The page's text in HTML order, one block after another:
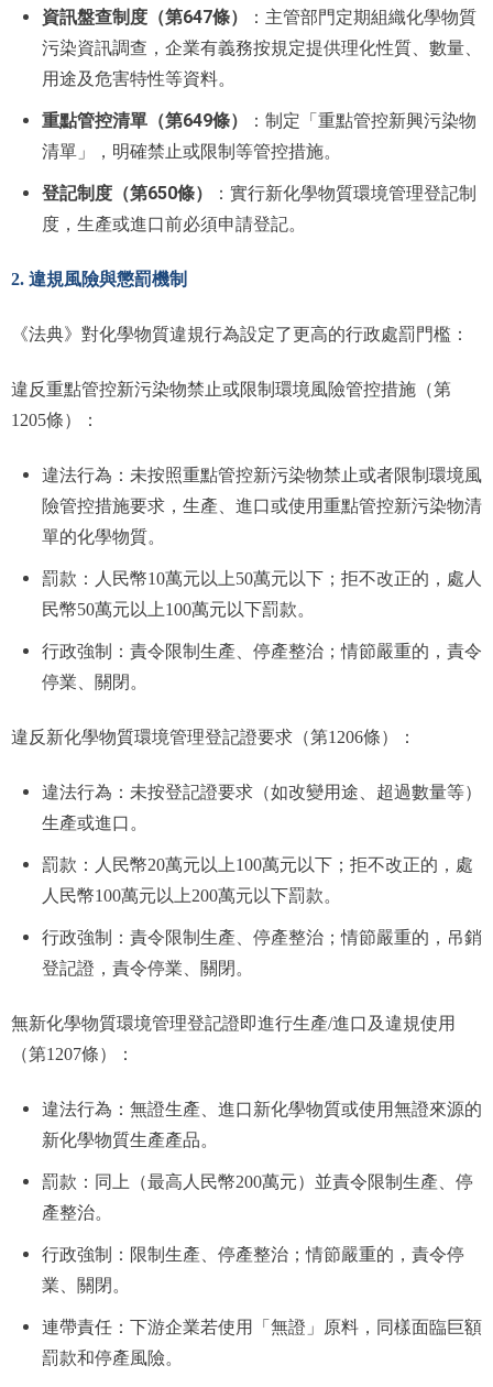
資訊盤查制度（第647條）
：主管部門定期組織化學物質
污染資訊調查，企業有義務按規定提供理化性質、數量、
用途及危害特性等資料。
重點管控清單（第649條）
：制定「重點管控新興污染物
清單」，明確禁止或限制等管控措施。
登記制度（第650條）
：實行新化學物質環境管理登記制
度，生產或進口前必須申請登記。
2. 違規風險與懲罰機制
《法典》對化學物質違規行為設定了更高的行政處罰門檻：
違反重點管控新污染物禁止或限制環境風險管控措施（第
1205條）：
違法行為：未按照重點管控新污染物禁止或者限制環境風
險管控措施要求，生產、進口或使用重點管控新污染物清
單的化學物質。
罰款：人民幣10萬元以上50萬元以下；拒不改正的，處人
民幣50萬元以上100萬元以下罰款。
行政強制：責令限制生產、停產整治；情節嚴重的，責令
停業、關閉。
違反新化學物質環境管理登記證要求（第1206條）：
違法行為：未按登記證要求（如改變用途、超過數量等）
生產或進口。
罰款：人民幣20萬元以上100萬元以下；拒不改正的，處
人民幣100萬元以上200萬元以下罰款。
行政強制：責令限制生產、停產整治；情節嚴重的，吊銷
登記證，責令停業、關閉。
無新化學物質環境管理登記證即進行生產/進口及違規使用
（第1207條）：
違法行為：無證生產、進口新化學物質或使用無證來源的
新化學物質生產產品。
罰款：同上（最高人民幣200萬元）並責令限制生產、停
產整治。
行政強制：限制生產、停產整治；情節嚴重的，責令停
業、關閉。
連帶責任：下游企業若使用「無證」原料，同樣面臨巨額
罰款和停產風險。